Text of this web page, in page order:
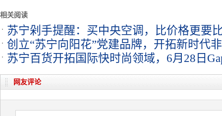
相关阅读
苏宁剁手提醒：买中央空调，比价格更要
创立“苏宁向阳花”党建品牌，开拓新时代
苏宁百货开拓国际快时尚领域，6月28日
网友评论